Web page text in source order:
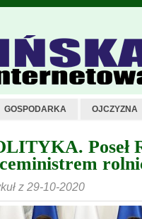
GOSPODARKA OJCZYZNA
Poseł
z 29-10-2020